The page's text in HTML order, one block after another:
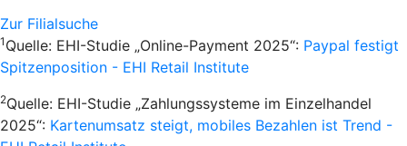
Zur Filialsuche
1 Quelle: EHI-Studie „Online-Payment 2025“: Paypal festigt
Spitzenposition - EHI Retail Institute
2Quelle: EHI-Studie „Zahlungssysteme im Einzelhandel
2025“: Kartenumsatz steigt, mobiles Bezahlen ist Trend -